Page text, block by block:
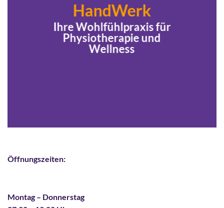
HandWerk
Ihre Wohlfühlpraxis für
Physiotherapie und
Wellness
Öffnungszeiten:
Montag – Donnerstag